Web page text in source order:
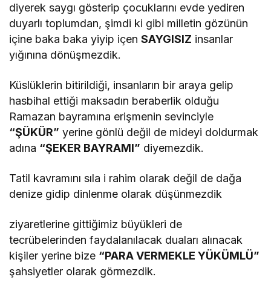
diyerek saygı gösterip çocuklarını evde yediren
duyarlı toplumdan, şimdi ki gibi milletin gözünün
içine baka baka yiyip içenSAYGISIZ insanlar
yığınına dönüşmezdik.
Küslüklerin bitirildiği, insanların bir araya gelip
hasbihal ettiği maksadın beraberlik olduğu
Ramazan bayramına erişmenin sevinciyle
“ŞÜKÜR” yerine gönlü değil de mideyi doldurmak
adına “ŞEKER BAYRAMI” diyemezdik.
Tatil kavramını sıla i rahim olarak değil de dağa
denize gidip dinlenme olarak düşünmezdik
ziyaretlerine gittiğimiz büyükleri de
tecrübelerinden faydalanılacak duaları alınacak
kişiler yerine bize “PARA VERMEKLE YÜKÜMLÜ”
şahsiyetler olarak görmezdik.